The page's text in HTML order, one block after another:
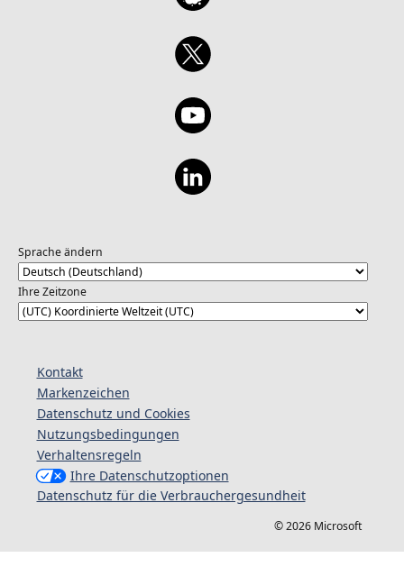
Sprache ändern
Ihre Zeitzone
Kontakt
Markenzeichen
Datenschutz und Cookies
Nutzungsbedingungen
Verhaltensregeln
Ihre Datenschutzoptionen
Datenschutz für die Verbrauchergesundheit
© 2026 Microsoft